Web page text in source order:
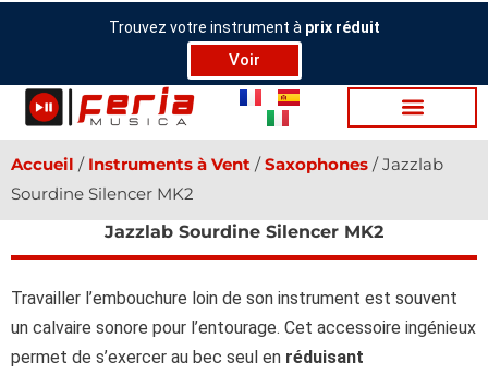
Aller
Trouvez votre instrument à prix réduit
Voir
Accueil / Ins­tru­ments à Vent /Saxophones / Jazzlab
Sourdine Silencer MK2
Jazzlab Sourdine Silencer MK2
Travailler l’embouchure loin de son instrument est souvent
un calvaire sonore pour l’entourage. Cet accessoire ingénieux
permet de s’exercer au bec seul en réduisant